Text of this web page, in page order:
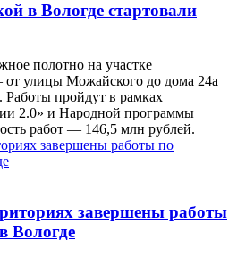
в Вологде стартовали
полотно на участке
улицы Можайского до дома 24а
Работы пройдут в рамках
2.0» и Народной программы
работ — 146,5 млн рублей.
завершены работы
Вологде